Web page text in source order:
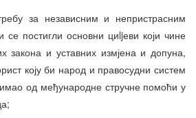
за независним и непристрасним
се постигли основни циljеви који чине
закона и уставних измјена и допуна,
коју би народ и правосудни систем
од међународне стручне помоћи у